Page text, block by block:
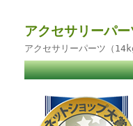
アクセサリーパ
アクセサリーパーツ（